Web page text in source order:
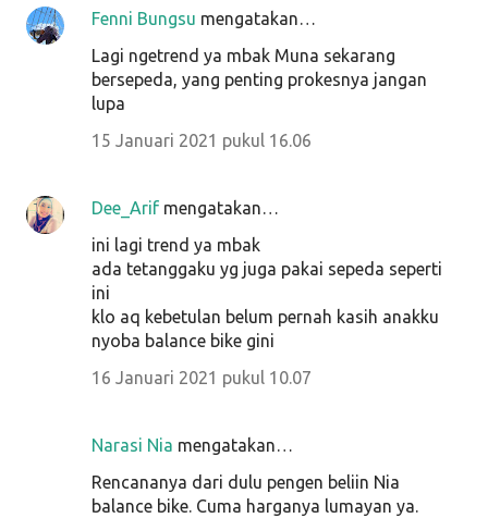
Fenni Bungsu mengatakan…
Lagi ngetrend ya mbak Muna sekarang
bersepeda, yang penting prokesnya jangan
lupa
15 Januari 2021 pukul 16.06
Dee_Arif mengatakan…
ini lagi trend ya mbak
ada tetanggaku yg juga pakai sepeda seperti
ini
klo aq kebetulan belum pernah kasih anakku
nyoba balance bike gini
16 Januari 2021 pukul 10.07
Narasi Nia mengatakan…
Rencananya dari dulu pengen beliin Nia
balance bike. Cuma harganya lumayan ya.